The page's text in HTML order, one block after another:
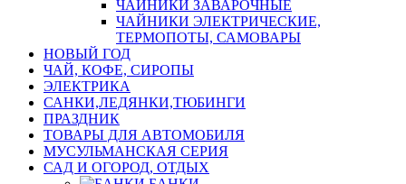
ЧАЙНИКИ ЗАВАРОЧНЫЕ
ЧАЙНИКИ ЭЛЕКТРИЧЕСКИЕ,
ТЕРМОПОТЫ, САМОВАРЫ
НОВЫЙ ГОД
ЧАЙ, КОФЕ, СИРОПЫ
ЭЛЕКТРИКА
САНКИ,ЛЕДЯНКИ,ТЮБИНГИ
ПРАЗДНИК
ТОВАРЫ ДЛЯ АВТОМОБИЛЯ
МУСУЛЬМАНСКАЯ СЕРИЯ
САД И ОГОРОД, ОТДЫХ